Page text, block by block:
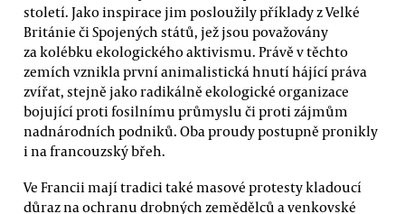
století. Jako inspirace jim posloužily příklady z Velké
Británie či Spojených států, jež jsou považovány
za kolébku ekologického aktivismu. Právě v těchto
zemích vznikla první animalistická hnutí hájící práva
zvířat, stejně jako radikálně ekologické organizace
bojující proti fosilnímu průmyslu či proti zájmům
nadnárodních podniků. Oba proudy postupně pronikly
i na francouzský břeh.
Ve Francii mají tradici také masové protesty kladoucí
důraz na ochranu drobných zemědělců a venkovské